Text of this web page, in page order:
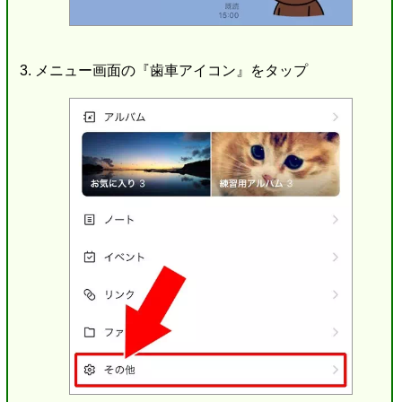
メニュー画面の『歯車アイコン』をタップ